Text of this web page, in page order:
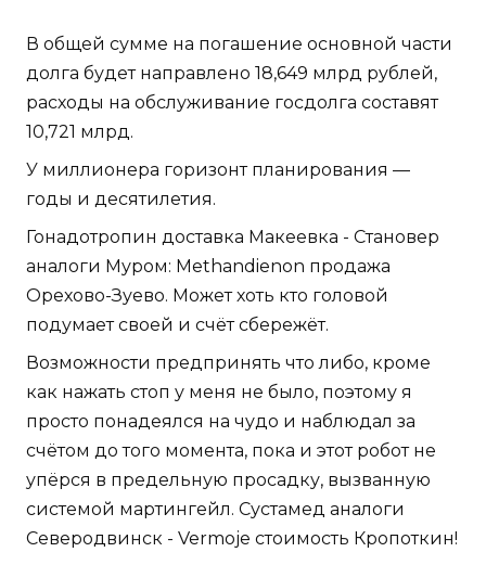
В общей сумме на погашение основной части
долга будет направлено 18,649 млрд рублей,
расходы на обслуживание госдолга составят
10,721 млрд.
У миллионера горизонт планирования —
годы и десятилетия.
Гонадотропин доставка Макеевка - Становер
аналоги Муром: Methandienon продажа
Орехово-Зуево. Может хоть кто головой
подумает своей и счёт сбережёт.
Возможности предпринять что либо, кроме
как нажать стоп у меня не было, поэтому я
просто понадеялся на чудо и наблюдал за
счётом до того момента, пока и этот робот не
упёрся в предельную просадку, вызванную
системой мартингейл. Сустамед аналоги
Северодвинск - Vermoje стоимость Кропоткин!